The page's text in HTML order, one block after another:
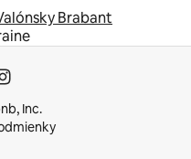
Brabant
Inc.